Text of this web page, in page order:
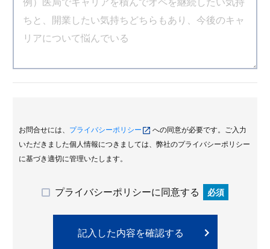
お問合せには、 プライバシーポリシー
への同意が必要です。ご入力
いただきました個人情報につきましては、弊社のプライバシーポリシー
に基づき適切に管理いたします。
プライバシーポリシーに同意する 必須